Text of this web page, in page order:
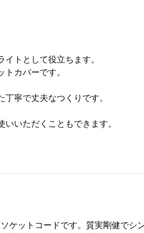
トとして役立ちます。
カバーです。
寧で丈夫なつくりです。
いただくこともできます。
ケットコードです。質実剛健でシ